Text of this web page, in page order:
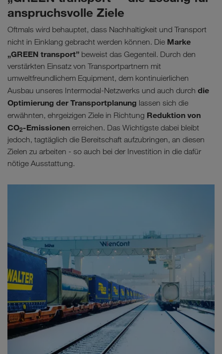
anspruchsvolle Ziele
Oftmals wird behauptet, dass Nachhaltigkeit und Transport
nicht in Einklang gebracht werden können. Die Marke
„GREEN transport” beweist das Gegenteil. Durch den
verstärkten Einsatz von Transportpartnern mit
umweltfreundlichem Equipment, dem kontinuierlichen
Ausbau unseres Intermodal-Netzwerks und auch durch die
Optimierung der Transportplanung lassen sich die
erwähnten, ehrgeizigen Ziele in Richtung Reduktion von
CO2-Emissionen erreichen. Das Wichtigste dabei bleibt
jedoch, tagtäglich die Bereitschaft aufzubringen, an diesen
Zielen zu arbeiten - so auch bei der Investition in die dafür
nötige Ausstattung.